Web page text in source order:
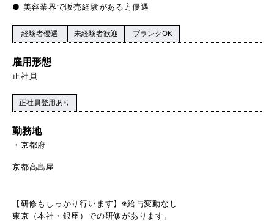
● 美容業界で販売経験がある方優遇
経験者優遇 未経験者歓迎 ブランクOK
雇用形態
正社員
正社員登用あり
勤務地
京都府
京都高島屋
【研修もしっかり行います】※給与変動なし
東京（本社・銀座）での研修があります。